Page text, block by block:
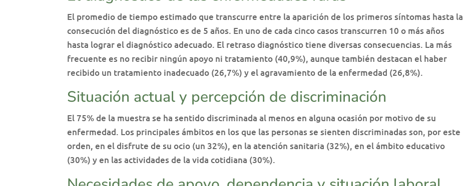
El promedio de tiempo estimado que transcurre entre la aparición de los primeros síntomas hasta la
consecución del diagnóstico es de 5 años. En uno de cada cinco casos transcurren 10 o más años
hasta lograr el diagnóstico adecuado. El retraso diagnóstico tiene diversas consecuencias. La más
frecuente es no recibir ningún apoyo ni tratamiento (40,9%), aunque también destacan el haber
recibido un tratamiento inadecuado (26,7%) y el agravamiento de la enfermedad (26,8%).
Situación actual y percepción de discriminación
El 75% de la muestra se ha sentido discriminada al menos en alguna ocasión por motivo de su
enfermedad. Los principales ámbitos en los que las personas se sienten discriminadas son, por este
orden, en el disfrute de su ocio (un 32%), en la atención sanitaria (32%), en el ámbito educativo
(30%) y en las actividades de la vida cotidiana (30%).